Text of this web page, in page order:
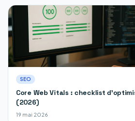
SEO
Core Web Vitals : checklist
(2026)
19 mai 2026